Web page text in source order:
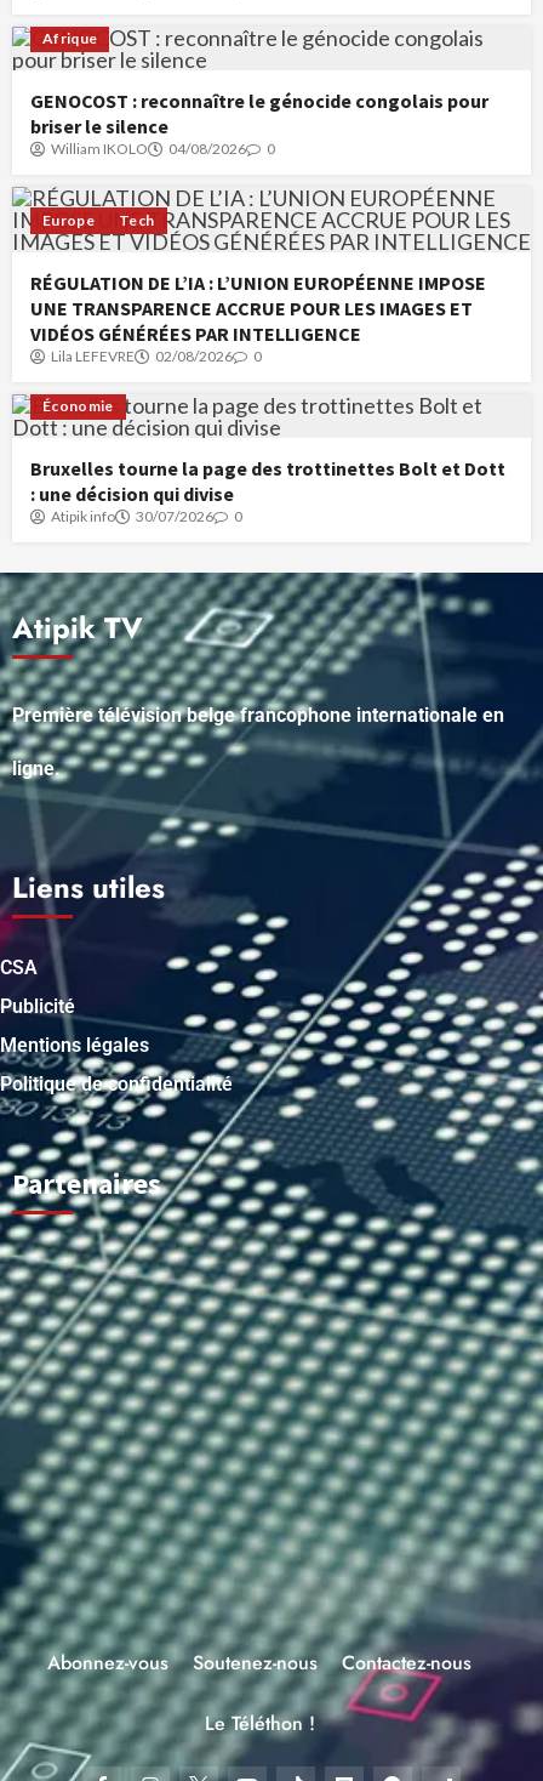
Afrique
GENOCOST : reconnaître le génocide congolais pour
briser le silence
William IKOLO 04/08/2026 0
Europe Tech
RÉGULATION DE L’IA : L’UNION EUROPÉENNE IMPOSE
UNE TRANSPARENCE ACCRUE POUR LES IMAGES ET
VIDÉOS GÉNÉRÉES PAR INTELLIGENCE
Lila LEFEVRE 02/08/2026 0
Économie
Bruxelles tourne la page des trottinettes Bolt et Dott
: une décision qui divise
Atipik info 30/07/2026 0
Atipik TV
Première télévision belge francophone internationale en
ligne.
Liens utiles
CSA
Publicité
Mentions légales
Politique de confidentialité
Partenaires
Abonnez-vous Soutenez-nous Contactez-nous
Le Téléthon !